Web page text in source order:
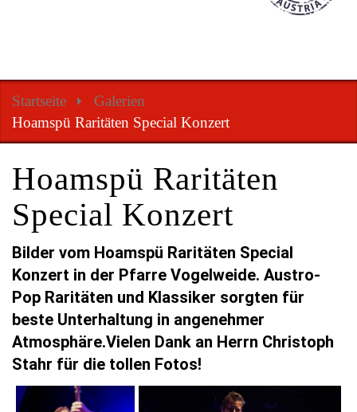
Startseite
Galerien
Hoamspü Raritäten Special Konzert
Hoamspü Raritäten
Special Konzert
Bilder vom Hoamspü Raritäten Special
Konzert in der Pfarre Vogelweide. Austro-
Pop Raritäten und Klassiker sorgten für
beste Unterhaltung in angenehmer
Atmosphäre.Vielen Dank an Herrn Christoph
Stahr für die tollen Fotos!